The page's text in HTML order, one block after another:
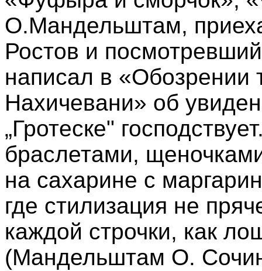
О.Мандельштам,
Ростов и
написал в «Обозрении
Нахичевани» об
„Гротеске"
браслетами,
на сахарине с
где стилизация не
каждой строчки, как
(Мандельштам О.